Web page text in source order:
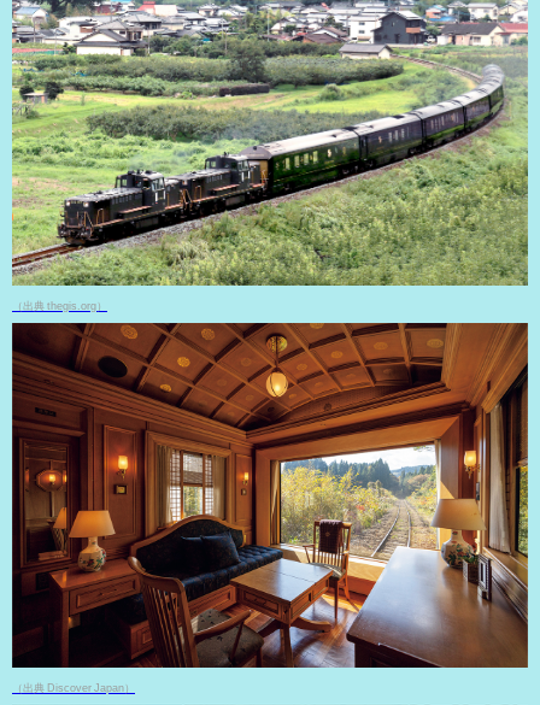
（出典 thegis.org）
（出典 Discover Japan）